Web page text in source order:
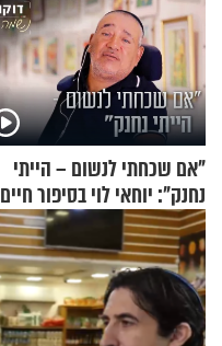
"אם שכחתי לנשום – הייתי
נחנק": יוחאי לוי בסיפור חיים
מעורר השראה